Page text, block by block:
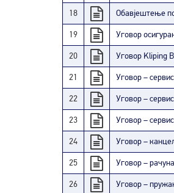
18
Обавјештење
19 Уговор
20 Уговор Kliping
21 Уговор –
22 Уговор –
23 Уговор –
24 Уговор –
25 Уговор –
26 Уговор –